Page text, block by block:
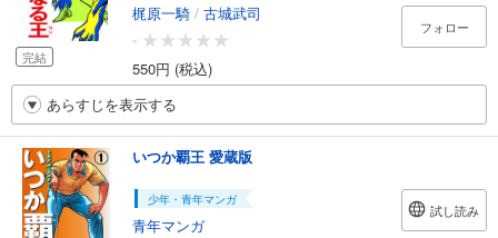
完結
梶原一騎 / 古城武司
-
550円 (税込)
フォロー
あらすじを表示する
いつか覇王 愛蔵版
少年・青年マンガ
青年マンガ
試し読み